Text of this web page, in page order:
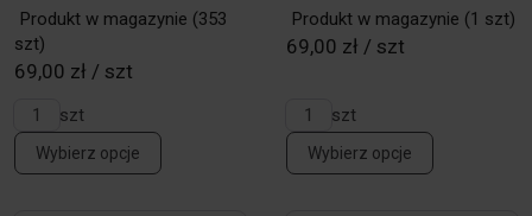
Produkt w magazynie (353
szt)
69,00 zł / szt
szt
Wybierz opcje
Produkt w magazynie (1 szt)
69,00 zł / szt
szt
Wybierz opcje